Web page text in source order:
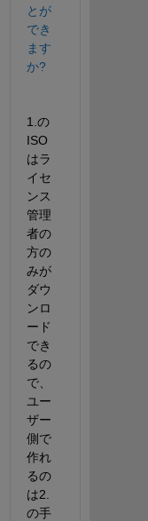
とが
でき
ます
か?
1.の
ISO
はラ
イセ
ンス
管理
者の
方の
みが
ダウ
ンロ
ード
でき
るの
で、
ユー
ザー
側で
作れ
るの
は2.
の手